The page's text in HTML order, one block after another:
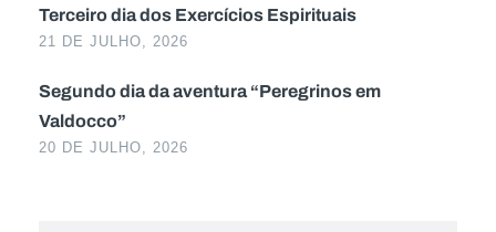
Terceiro dia dos Exercícios Espirituais
21 DE JULHO, 2026
Segundo dia da aventura “Peregrinos em
Valdocco”
20 DE JULHO, 2026